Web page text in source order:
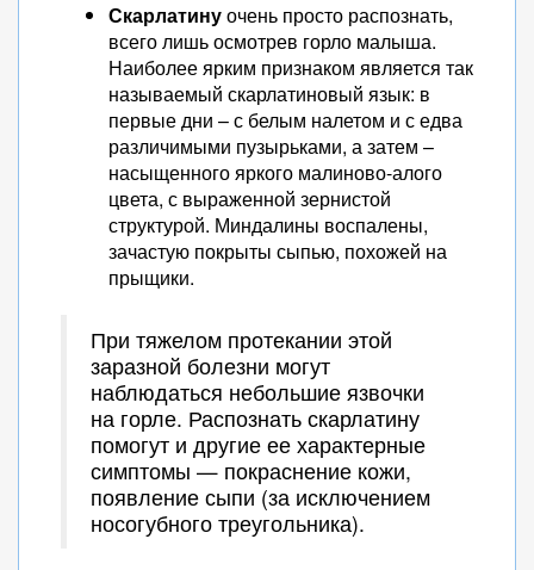
Скарлатинуочень просто распознать,
всего лишь осмотрев горло малыша.
Наиболее ярким признаком является так
называемый скарлатиновый язык: в
первые дни – с белым налетом и с едва
различимыми пузырьками, а затем –
насыщенного яркого малиново-алого
цвета, с выраженной зернистой
структурой. Миндалины воспалены,
зачастую покрыты сыпью, похожей на
прыщики.
При тяжелом протекании этой
заразной болезни могут
наблюдаться небольшие язвочки
на горле. Распознать скарлатину
помогут и другие ее характерные
симптомы — покраснение кожи,
появление сыпи (за исключением
носогубного треугольника).